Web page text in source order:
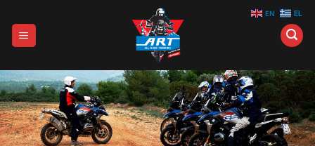
στο
περιεχόμενο
EN EL